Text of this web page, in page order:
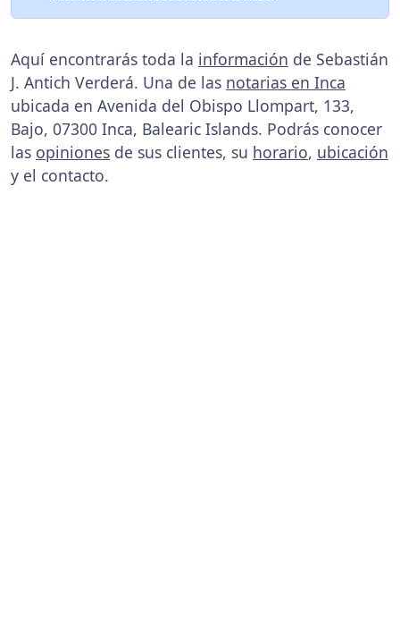
Aquí encontrarás toda la información de Sebastián
J. Antich Verderá. Una de las notarias en Inca
ubicada en Avenida del Obispo Llompart, 133,
Bajo, 07300 Inca, Balearic Islands. Podrás conocer
las opiniones de sus clientes, su horario, ubicación
y el contacto.